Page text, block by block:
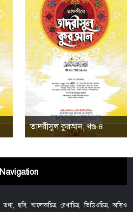
তাদরীসুল কুরআন; খণ্ড-৪
Navigation
ছবি, আলোকচিত্র, রেখাচিত্র, ভিডিওচিত্র, অডিও